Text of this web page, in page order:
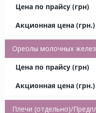
Ореолы молочных желез
Плечи (отдельно)/